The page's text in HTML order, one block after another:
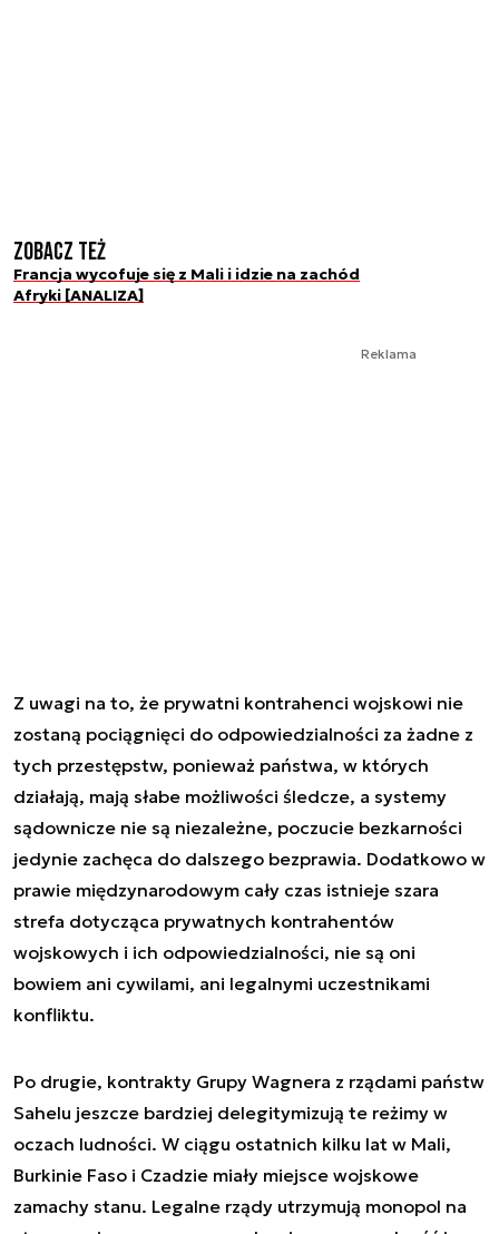
Zobacz też
Francja wycofuje się z Mali i idzie na zachód
Afryki [ANALIZA]
Reklama
Z uwagi na to, że prywatni kontrahenci wojskowi nie
zostaną pociągnięci do odpowiedzialności za żadne z
tych przestępstw, ponieważ państwa, w których
działają, mają słabe możliwości śledcze, a systemy
sądownicze nie są niezależne, poczucie bezkarności
jedynie zachęca do dalszego bezprawia. Dodatkowo w
prawie międzynarodowym cały czas istnieje szara
strefa dotycząca prywatnych kontrahentów
wojskowych i ich odpowiedzialności, nie są oni
bowiem ani cywilami, ani legalnymi uczestnikami
konfliktu.
Po drugie, kontrakty Grupy Wagnera z rządami państw
Sahelu jeszcze bardziej delegitymizują te reżimy w
oczach ludności. W ciągu ostatnich kilku lat w Mali,
Burkinie Faso i Czadzie miały miejsce wojskowe
zamachy stanu. Legalne rządy utrzymują monopol na